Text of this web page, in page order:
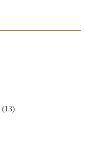
(13)